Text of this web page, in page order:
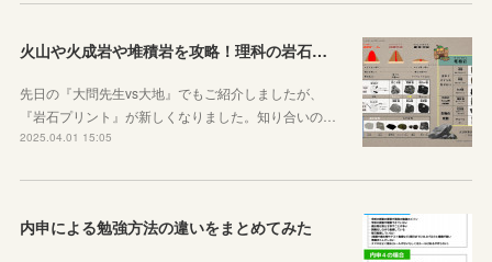
火山や火成岩や堆積岩を攻略！理科の岩石ノートを作りました
先日の『大問先生vs大地』でもご紹介しましたが、
『岩石プリント』が新しくなりました。知り合いの…
2025.04.01 15:05
内申による勉強方法の違いをまとめてみた